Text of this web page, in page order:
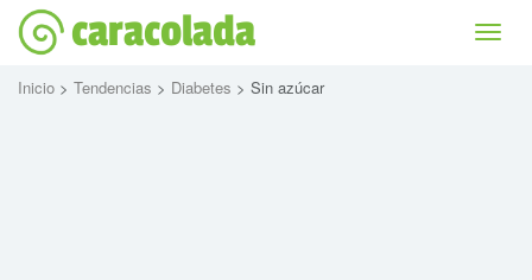
caracolada
Inicio > Tendencias > Diabetes > Sin azúcar